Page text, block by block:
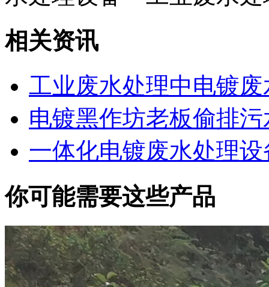
相关资讯
工业废水处理中电镀
电镀黑作坊老板偷排
一体化电镀废水处理
你可能需要这些产品